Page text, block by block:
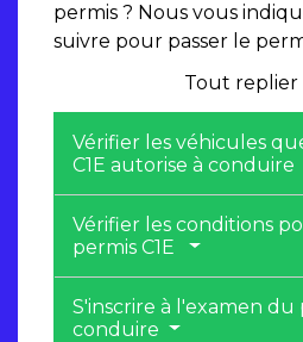
permis ? Nous vous
suivre pour passer le
Tout replier
Vérifier les véhicules
C1E autorise à conduire
Vérifier les conditions
permis C1E
S'inscrire à l'examen du
conduire